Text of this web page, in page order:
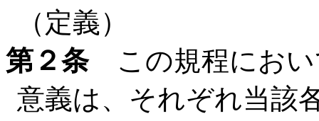
（定義）
第２条この規程におい
意義は、それぞれ当該